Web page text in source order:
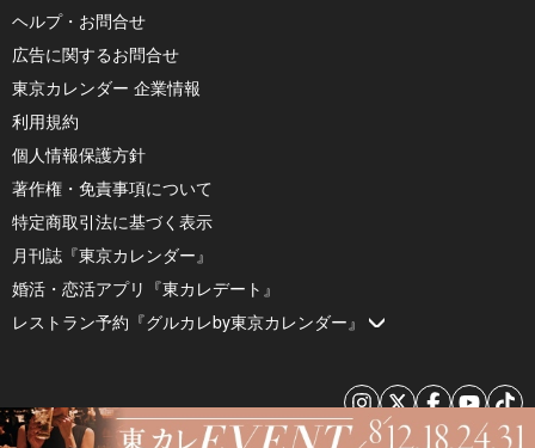
ヘルプ・お問合せ
広告に関するお問合せ
東京カレンダー 企業情報
利用規約
個人情報保護方針
著作権・免責事項について
特定商取引法に基づく表示
月刊誌『東京カレンダー』
婚活・恋活アプリ『東カレデート』
レストラン予約『グルカレby東京カレンダー』
© 2026 by Tokyo Calendar, Inc.